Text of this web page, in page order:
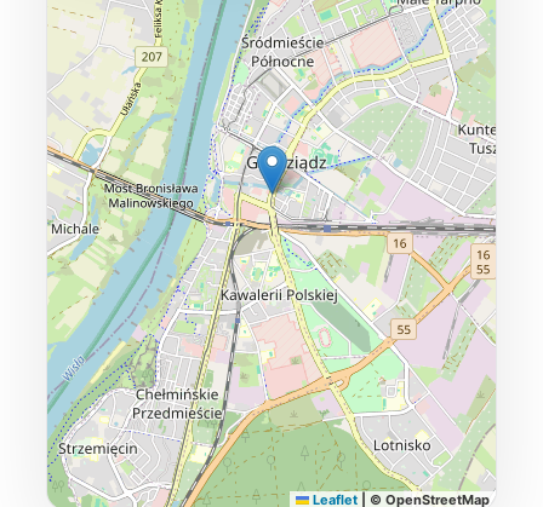
Leaflet © OpenStreetMap